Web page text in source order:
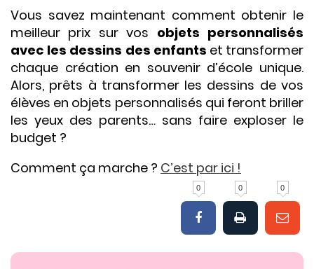
Vous savez maintenant comment obtenir le
meilleur prix sur vos objets personnalisés
avec les dessins des enfants et transformer
chaque création en souvenir d’école unique.
Alors, prêts à transformer les dessins de vos
élèves en objets personnalisés qui feront briller
les yeux des parents… sans faire exploser le
budget ?
Comment ça marche ? C’est par ici !
0 0 0